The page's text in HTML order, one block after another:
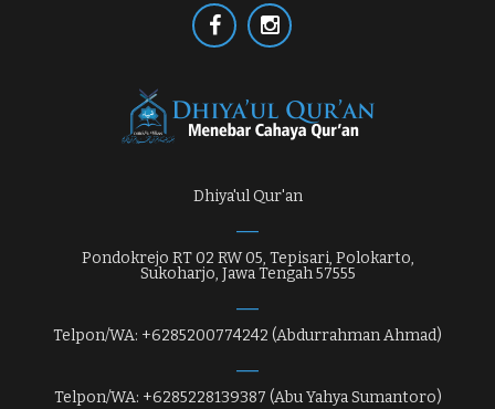
Dhiya'ul Qur'an
Pondokrejo RT 02 RW 05, Tepisari, Polokarto,
Sukoharjo, Jawa Tengah 57555
Telpon/WA: +6285200774242 (Abdurrahman Ahmad)
Telpon/WA: +6285228139387 (Abu Yahya Sumantoro)